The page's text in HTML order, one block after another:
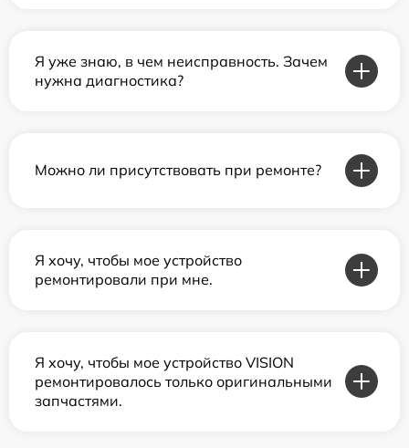
Я уже знаю, в чем неисправность. Зачем
нужна диагностика?
Можно ли присутствовать при ремонте?
Я хочу, чтобы мое устройство
ремонтировали при мне.
Я хочу, чтобы мое устройство VISION
ремонтировалось только оригинальными
запчастями.